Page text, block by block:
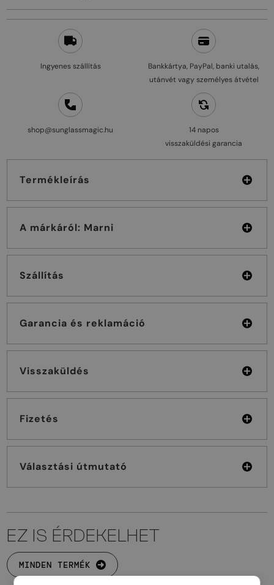
Ingyenes szállítás
Bankkártya, PayPal, banki utalás,
utánvét vagy személyes átvétel
shop@sunglassmagic.hu
14 napos
visszaküldési garancia
Termékleírás
A márkáról: Marni
Szállítás
Garancia és reklamáció
Visszaküldés
Fizetés
Választási útmutató
EZ IS ÉRDEKELHET
MINDEN TERMÉK